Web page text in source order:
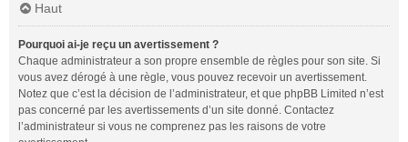
Haut
Pourquoi ai-je reçu un avertissement ?
Chaque administrateur a son propre ensemble de règles pour son site. Si
vous avez dérogé à une règle, vous pouvez recevoir un avertissement.
Notez que c’est la décision de l’administrateur, et que phpBB Limited n’est
pas concerné par les avertissements d’un site donné. Contactez
l’administrateur si vous ne comprenez pas les raisons de votre